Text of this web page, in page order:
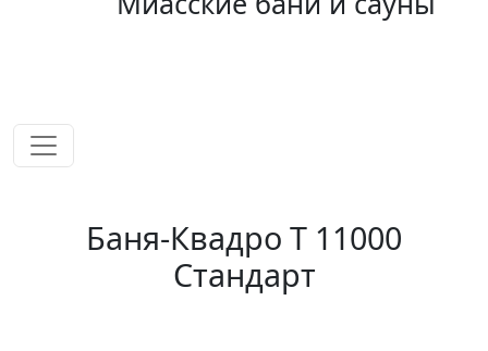
Баня-Квадро Т 11000
Стандарт